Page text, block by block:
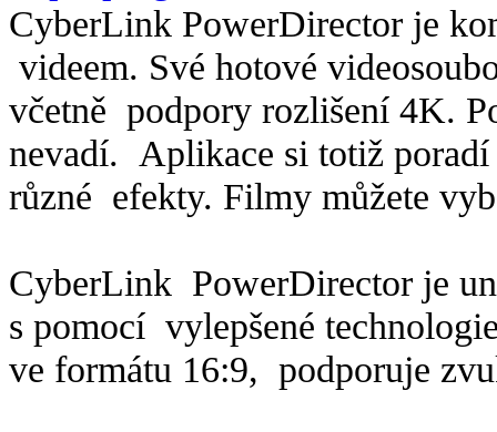
CyberLink PowerDirector je
videem. Své hotové
včetně podpory rozlišení 4K.
nevadí. Aplikace si totiž poradí
různé efekty. Filmy můžete
CyberLink PowerDirector je
s pomocí vylepšené
ve formátu 16:9, podporuje